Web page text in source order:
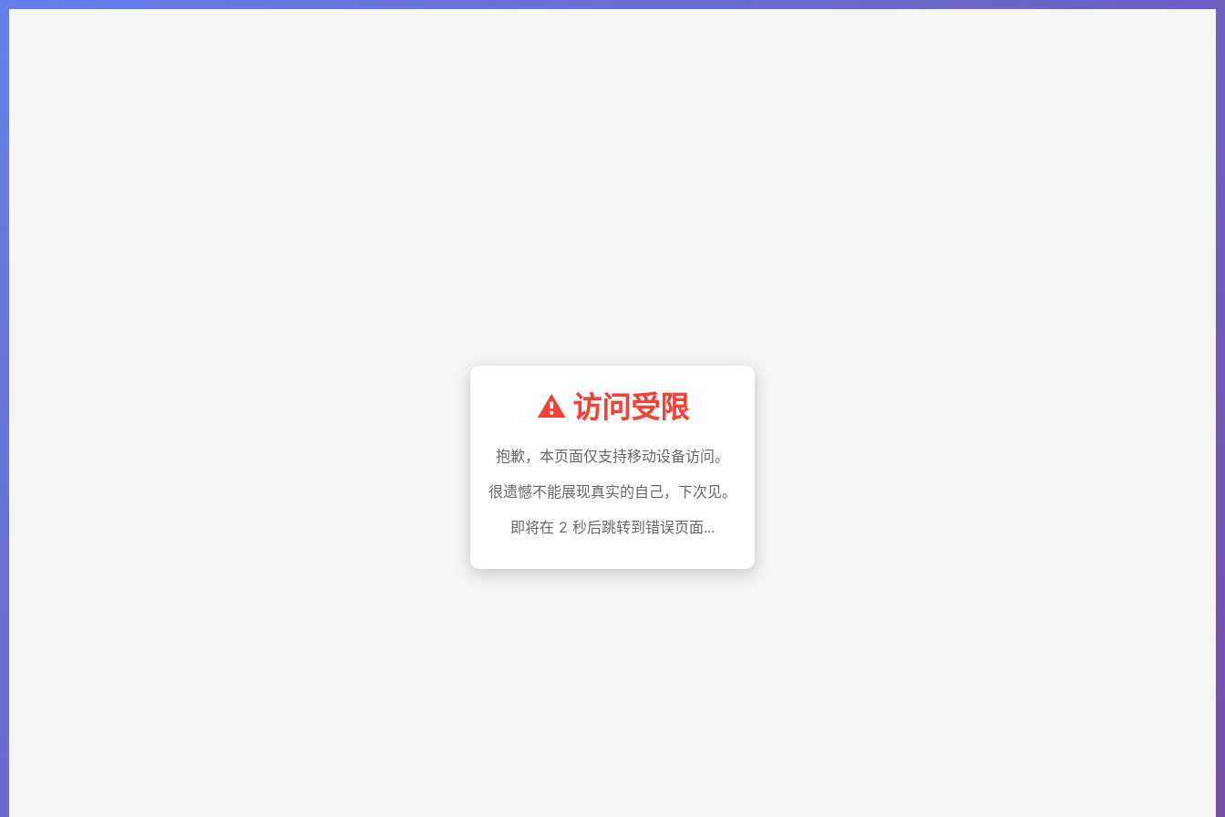
⚠️ 访问受限
抱歉，本页面仅支持移动设备访问。
很遗憾不能展现真实的自己，下次见。
即将在1秒后跳转到错误页面...